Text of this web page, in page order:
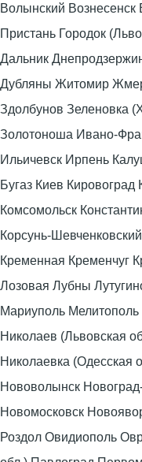
Волынский
Пристань Городок
Дальник
Дубляны Житомир
Здолбунов Зеленовка
Золотоноша Ивано-
Ильичевск Ирпень
Бугаз Киев
Комсомольск
Корсунь-
Кременная Кременчуг
Лозовая Лубны
Мариуполь
Николаев (Львовская
Николаевка (Одесская
Нововолынск
Новомосковск
Роздол Овидиополь